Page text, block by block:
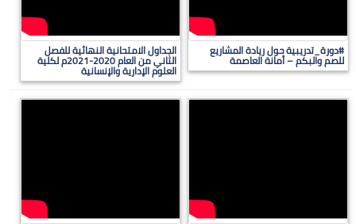
#دورة_تدريبية حول ريادة المشاريع
للصم والبكم – أمانة العاصمة
الجداول الامتحانية النهائية للفصل
الثاني من العام 2020-2021م لكلية
العلوم الإدارية والإنسانية